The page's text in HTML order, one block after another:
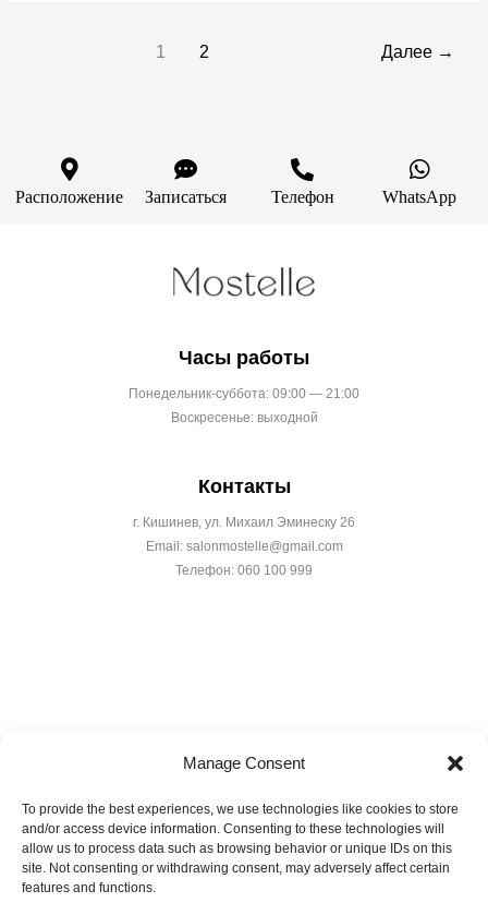
Manage Consent
To provide the best experiences, we use technologies like cookies to store
and/or access device information. Consenting to these technologies will
allow us to process data such as browsing behavior or unique IDs on this
site. Not consenting or withdrawing consent, may adversely affect certain
features and functions.
1 2 Далее →
Расположение Записаться Телефон WhatsApp
Часы работы
Понедельник-суббота: 09:00 — 21:00
Воскресенье: выходной
Контакты
г. Кишинев, ул. Михаил Эминеску 26
Email: salonmostelle@gmail.com
Телефон: 060 100 999
Условия и положения
Политика конфиденциальности
Политика возврата
Доставка
Правила использования подарочных сертификатов